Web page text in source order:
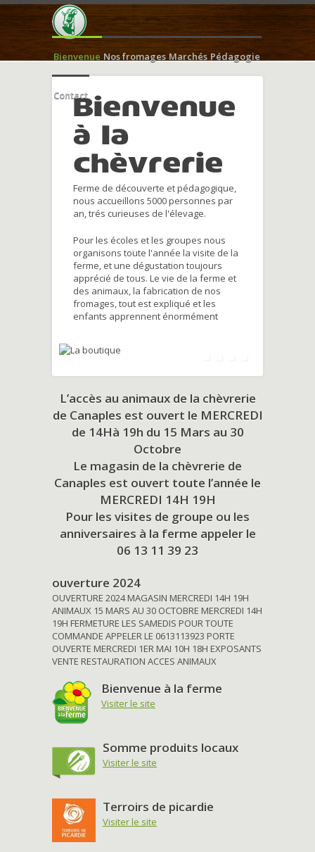
Bienvenue Nos fromages Marchés Pédagogie
ContactBienvenue
à la
chèvrerie
Ferme de découverte et pédagogique,
nous accueillons 5000 personnes par
an, trés curieuses de l'élevage.
Pour les écoles et les groupes nous
organisons toute l'année la visite de la
ferme, et une dégustation toujours
apprécié de tous. Le vie de la ferme et
des animaux, la fabrication de nos
fromages, tout est expliqué et les
enfants apprennent énormément
L’accès au animaux de la chèvrerie
de Canaples est ouvert le MERCREDI
de 14Hà 19h du 15 Mars au 30
Octobre
Le magasin de la chèvrerie de
Canaples est ouvert toute l’année le
MERCREDI 14H 19H
Pour les visites de groupe ou les
anniversaires à la ferme appeler le
06 13 11 39 23
ouverture 2024
OUVERTURE 2024 MAGASIN MERCREDI 14H 19H
ANIMAUX 15 MARS AU 30 OCTOBRE MERCREDI 14H
19H FERMETURE LES SAMEDIS POUR TOUTE
COMMANDE APPELER LE 0613113923 PORTE
OUVERTE MERCREDI 1ER MAI 10H 18H EXPOSANTS
VENTE RESTAURATION ACCES ANIMAUX
Bienvenue à la ferme
Visiter le site
Somme produits locaux
Visiter le site
Terroirs de picardie
Visiter le site